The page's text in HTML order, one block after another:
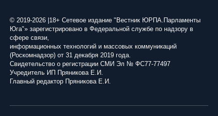
© 2019-2026 |18+ Сетевое издание "Вестник ЮРПА.Парламенты
Юга"» зарегистрировано в Федеральной службе по надзору в
сфере связи,
информационных технологий и массовых коммуникаций
(Роскомнадзор) от 31 декабря 2019 года.
Свидетельство о регистрации СМИ Эл № ФС77-77497
Учредитель ИП Пряникова Е.И.
Главный редактор Пряникова Е.И.